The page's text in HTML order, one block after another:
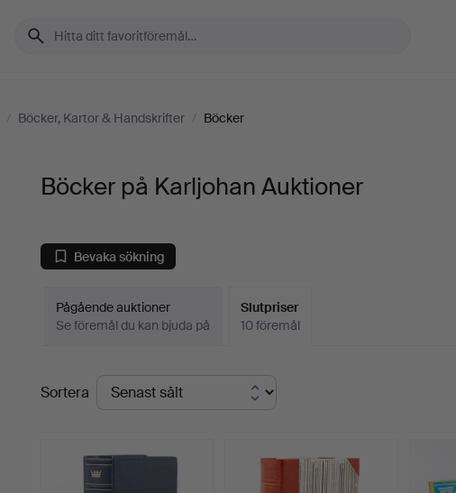
/ Böcker, Kartor & Handskrifter / Böcker
Böcker på Karljohan Auktioner
Bevaka sökning
Pågående auktioner
Se föremål du kan bjuda på
Slutpriser
10 föremål
Slutpriser
Sortera